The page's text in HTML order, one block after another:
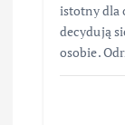
istotny dla
decydują
osobie.